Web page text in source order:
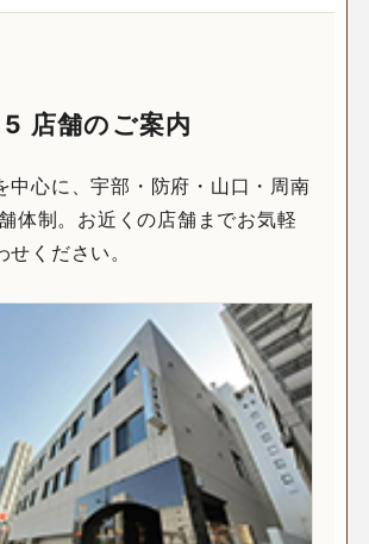
店舗のご案内
中心に、宇部・防府・山口・周南
体制。お近くの店舗までお気軽
ください。